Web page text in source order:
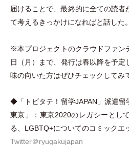
届けることで、最終的に全ての読
て考えるきっかけになればと話した。
※本プロジェクトのクラウドファン
日
（ 月 ）
まで、発行は春以降を予
味の向いた方はぜひチェックしてみ
◆ 「 トビタテ！留学JAPAN 」 派遣留
東京 」
：東京2020のレガシーとし
る、LGBTQ+についてのコミックエ
Twitter＠ryugakujapan